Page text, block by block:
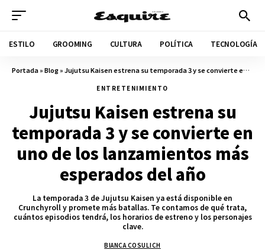
ESTILO GROOMING CULTURA POLÍTICA TECNOLOGÍA
Portada»Blog»Jujutsu Kaisen estrena su temporada 3 y se convierte en uno de los lanzamientos más esperados del año
ENTRETENIMIENTO
Jujutsu Kaisen estrena su
temporada 3 y se convierte en
uno de los lanzamientos más
esperados del año
La temporada 3 de Jujutsu Kaisen ya está disponible en
Crunchyroll y promete más batallas. Te contamos de qué trata,
cuántos episodios tendrá, los horarios de estreno y los personajes
clave.
BIANCA COSULICH